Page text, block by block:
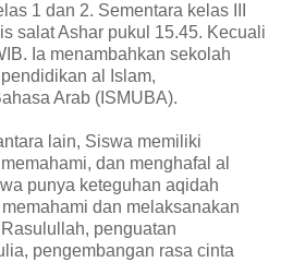
1 dan 2. Sementara kelas III
salat Ashar pukul 15.45. Kecuali
Ia menambahkan sekolah
al Islam,
Arab (ISMUBA).
lain, Siswa memiliki
dan menghafal al
punya keteguhan aqidah
dan melaksanakan
penguatan
pengembangan rasa cinta